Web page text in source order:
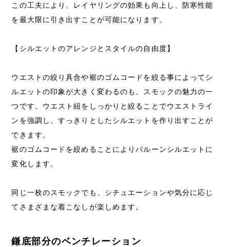
この工夫により、レイヤリングの効果も向上し、防寒性能
を最大限に引き出すことが可能になります。
【シルエットのアレンジとスタイルの自由度】
ウエストの絞り具合や裾のゴムコードを絞る事によってシ
ルエットの印象が大きく変わるのも、スモックの魅力の一
つです。ウエスト紐をしっかりと絞ることでウエストライ
ンを強調し、すっきりとしたシルエットを作り出すことが
できます。
裾のゴムコードを絞めることによりバルーンシルエットに
変化します。
同じ一枚のスモックでも、シチュエーションや気分に応じ
てさまざまな着こなしが楽しめます。
鎌底部分のベンチレーション